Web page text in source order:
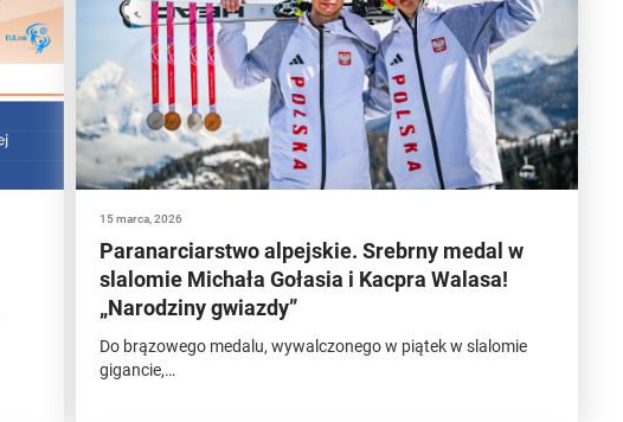
15 marca, 2026
Paranarciarstwo alpejskie. Srebrny medal w
slalomie Michała Gołasia i Kacpra Walasa!
„Narodziny gwiazdy”
Do brązowego medalu, wywalczonego w piątek w slalomie
gigancie,…